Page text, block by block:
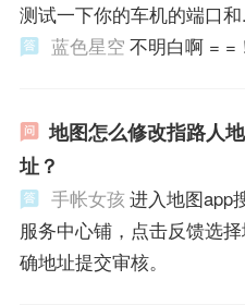
测试一下你的车机的端口
蓝色星空 不明白啊 = =
地图怎么修改指路人
址？
手帐女孩 进入地图app
服务中心铺，点击反馈选
确地址提交审核。